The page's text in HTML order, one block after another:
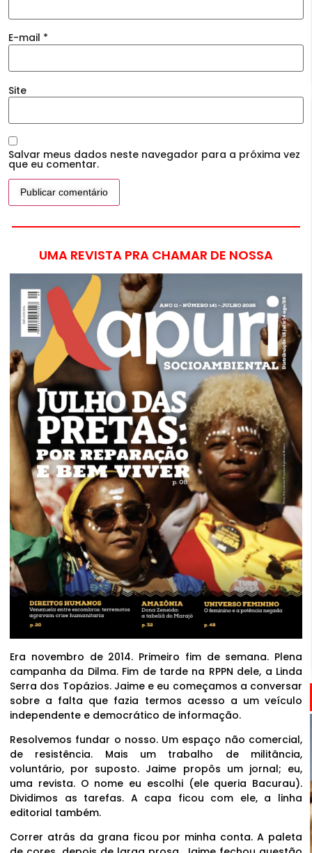
E-mail *
Site
Salvar meus dados neste navegador para a próxima vez
que eu comentar.
UMA REVISTA PRA CHAMAR DE NOSSA
Era novembro de 2014. Primeiro fim de semana. Plena
campanha da Dilma. Fim de tarde na RPPN dele, a Linda
Serra dos Topázios. Jaime e eu começamos a conversar
sobre a falta que fazia termos acesso a um veículo
independente e democrático de informação.
Resolvemos fundar o nosso. Um espaço não comercial,
de resistência. Mais um trabalho de militância,
voluntário, por suposto. Jaime propôs um jornal; eu,
uma revista. O nome eu escolhi (ele queria Bacurau).
Dividimos as tarefas. A capa ficou com ele, a linha
editorial também.
Correr atrás da grana ficou por minha conta. A paleta